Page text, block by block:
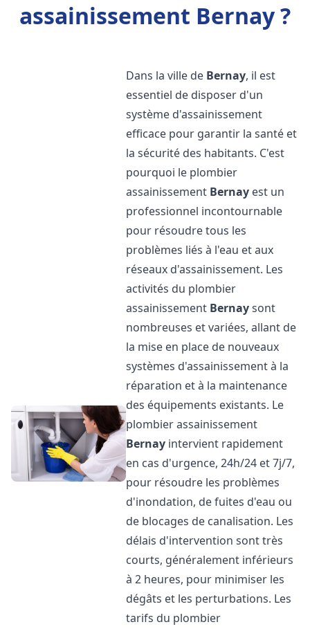
assainissement Bernay ?
Dans la ville de Bernay, il est
essentiel de disposer d'un
système d'assainissement
efficace pour garantir la santé et
la sécurité des habitants. C'est
pourquoi le plombier
assainissement Bernay est un
professionnel incontournable
pour résoudre tous les
problèmes liés à l'eau et aux
réseaux d'assainissement. Les
activités du plombier
assainissement Bernaysont
nombreuses et variées, allant de
la mise en place de nouveaux
systèmes d'assainissement à la
réparation et à la maintenance
des équipements existants. Le
plombier assainissement
Bernay intervient rapidement
en cas d'urgence, 24h/24 et 7j/7,
pour résoudre les problèmes
d'inondation, de fuites d'eau ou
de blocages de canalisation. Les
délais d'intervention sont très
courts, généralement inférieurs
à 2 heures, pour minimiser les
dégâts et les perturbations. Les
tarifs du plombier